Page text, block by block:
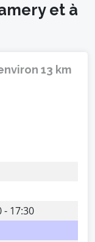
et à
13 km
- 17:30